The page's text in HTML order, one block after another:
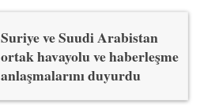
Suriye ve Suudi Arabistan
ortak havayolu ve haberleşme
anlaşmalarını duyurdu